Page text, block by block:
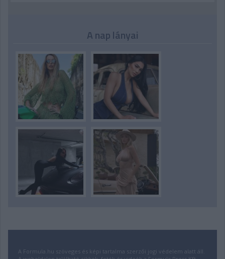
A nap lányai
A Formula.hu szöveges és képi tartalma szerzői jogi védelem alatt áll.